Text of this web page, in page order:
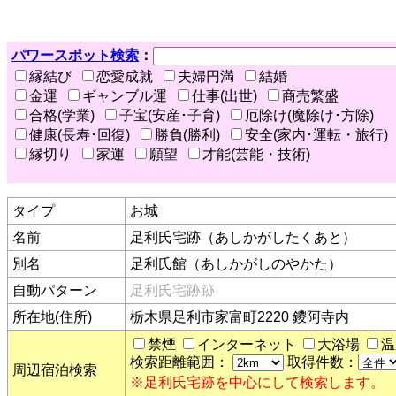
パワースポット検索 ：
縁結び
恋愛成就 夫婦円満
結婚
金運
ギャンブル運 仕事(出世)
商売繁盛
合格(学業)
子宝(安産･子育)
厄除け(魔除け･方除)
健康(長寿･回復)
勝負(勝利)
安全(家内･運転・旅行)
縁切り
家運 願望 才能(芸能・技術)
タイプ
お城
名前
足利氏宅跡（あしかがしたくあと）
別名
足利氏館（あしかがしのやかた）
自動パターン
足利氏宅跡跡
所在地(住所)
栃木県足利市家富町2220 鑁阿寺内
周辺宿泊検索
禁煙 インターネット 大浴場
検索距離範囲：
取得件数：
※足利氏宅跡を中心にして検索します。